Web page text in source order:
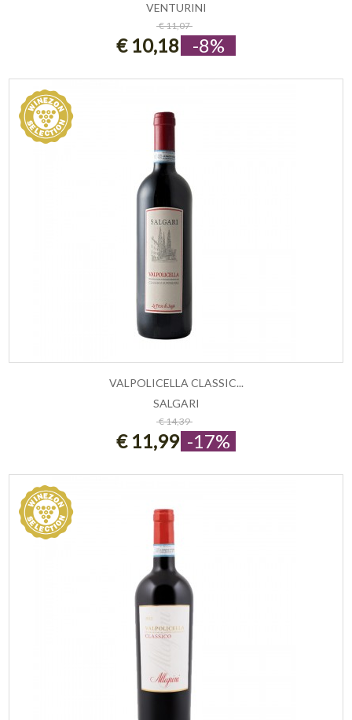
ESAURITO
VENTURINI
€ 11,07
€ 10,18 -8%
ESAURITO
VALPOLICELLA CLASSIC...
SALGARI
€ 14,39
€ 11,99 -17%